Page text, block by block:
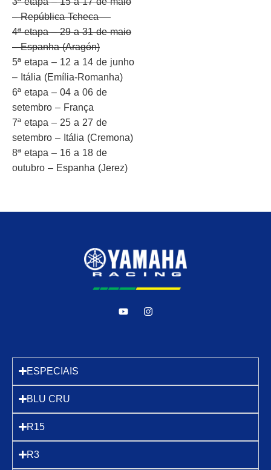
– República Tcheca
4ª etapa – 29 a 31 de maio
– Espanha (Aragón)
5ª etapa – 12 a 14 de junho
– Itália (Emília-Romanha)
6ª etapa – 04 a 06 de
setembro – França
7ª etapa – 25 a 27 de
setembro – Itália (Cremona)
8ª etapa – 16 a 18 de
outubro – Espanha (Jerez)
ESPECIAIS
BLU CRU
R15
R3